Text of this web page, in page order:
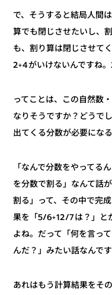
で、そうすると結局人間
算でも閉じさせたいし、
も、割り算は閉じさせて
2÷4がいけないんですね
ってことは、この自然数
なりそうですか？どうで
出てくる分数が必要にな
「なんで分数をやってる
を分数で割る」なんて話
割る」って、その中で完
果を「5/6÷12/7は？」と
よね。だって「何を言っ
んだ？」みたい話なんです
あれはもう計算結果をそ